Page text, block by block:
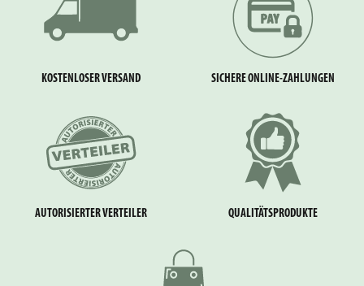
KOSTENLOSER VERSAND SICHERE ONLINE-ZAHLUNGEN
AUTORISIERTER VERTEILER QUALITÄTSPRODUKTE